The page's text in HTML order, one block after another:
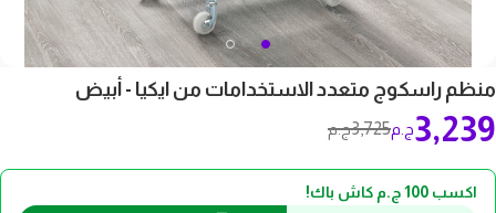
منظم راسكوج متعدد الاستخدامات من ايكيا - أبيض
3,725ج.م 3,239ج.م
اكسب 100 ج.م كاش باك!